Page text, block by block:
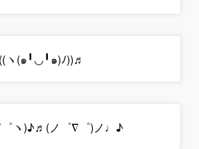
((ヽ(๑╹◡╹๑)ﾉ))♬
ヽ)♪♬(ノ゜∇゜)ノ♩♪